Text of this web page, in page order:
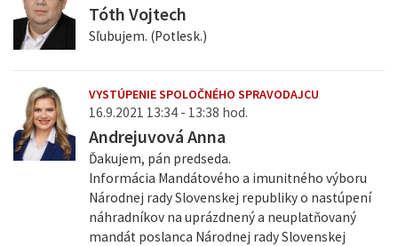
Tóth Vojtech
Sľubujem. (Potlesk.)
VYSTÚPENIE SPOLOČNÉHO SPRAVODAJCU
16.9.2021 13:34 - 13:38 hod.
Andrejuvová Anna
Ďakujem, pán predseda.
Informácia Mandátového a imunitného výboru
Národnej rady Slovenskej republiky o nastúpení
náhradníkov na uprázdnený a neuplatňovaný
mandát poslanca Národnej rady Slovenskej